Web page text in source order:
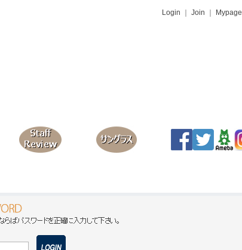
Login Join Mypage